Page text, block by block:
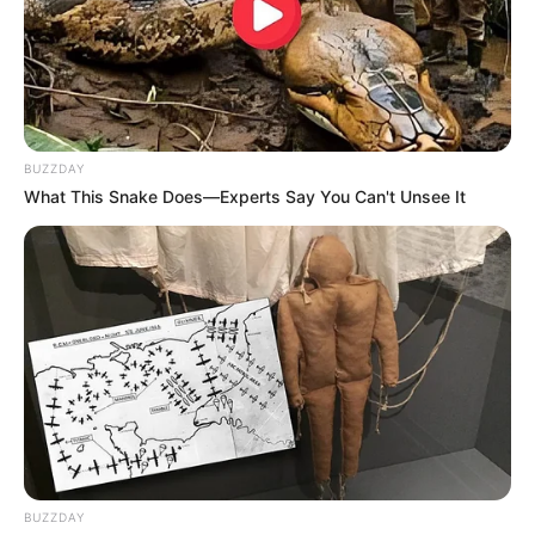
millones de pesos.
La infraestructuracontará con una serie de servicios
médicos de alta complejidad, enfocados en áreas
materno perinatales y pediátricas, así como una vocación
educativa, dado que se tratará de un hospital
universitario.
Lea también:
Usme sorprende con Festival de la Ruana:
es gratis y tendrá actividades para toda la familia
Los servicios que ofrecerá el hospital incluyen urgencias
y emergencias, ginecobstetricia, cirugía, imagenología,
consulta externa, servicios ambulatorios, laboratorio
clínico, farmacia, hospitalización (con 138 camas), y
unidades de cuidados intensivos (UCI) para adultos y
pediátricos, con un total de 26 y 57 camas,
respectivamente.
BUZZDAY
What This Snake Does—Experts Say You Can't Unsee It
BUZZDAY